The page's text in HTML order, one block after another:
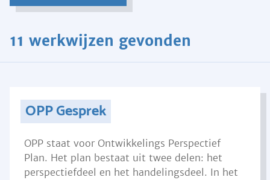
11 werkwijzen gevonden
OPP Gesprek
OPP staat voor Ontwikkelings Perspectief
Plan. Het plan bestaat uit twee delen: het
perspectiefdeel en het handelingsdeel. In het